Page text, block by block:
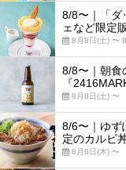
8/8〜｜「ダ
ェなど限定
8月8日(土) 〜
8/8〜｜朝食
『
8月8日(土) 〜
8/6〜｜ゆず
定のカルビ
8月6日(木) 〜